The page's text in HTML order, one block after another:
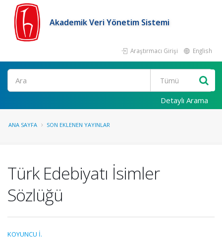
Akademik Veri Yönetim Sistemi
Araştırmacı Girişi English
Ara
Detaylı Arama
ANA SAYFA SON EKLENEN YAYINLAR
Türk Edebiyatı İsimler
Sözlüğü
KOYUNCU İ.